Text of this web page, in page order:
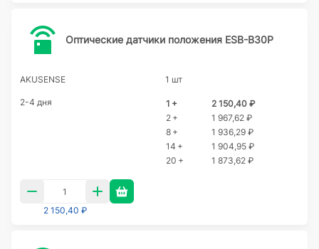
Оптические датчики положения ESB-B30P
AKUSENSE 1 шт
2-4 дня 1 +
2 150,40 ₽
2 +
1 967,62 ₽
8 +
1 936,29 ₽
14 +
1 904,95 ₽
20 +
1 873,62 ₽
2 150,40 ₽